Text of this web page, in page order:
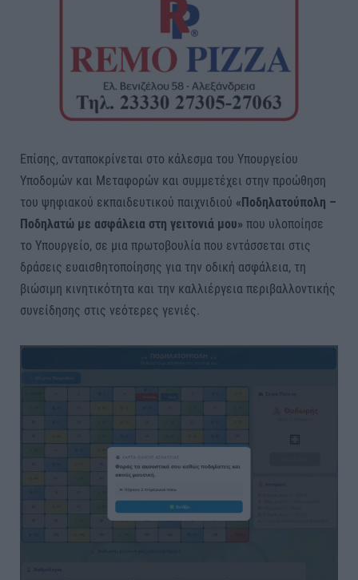
Επίσης, ανταποκρίνεται στο κάλεσμα του Υπουργείου
Υποδομών και Μεταφορών και συμμετέχει στην προώθηση
του ψηφιακού εκπαιδευτικού παιχνιδιού «Ποδηλατούπολη –
Ποδηλατώ με ασφάλεια στη γειτονιά μου» που υλοποίησε
το Υπουργείο, σε μια πρωτοβουλία που εντάσσεται στις
δράσεις ευαισθητοποίησης για την οδική ασφάλεια, τη
βιώσιμη κινητικότητα και την καλλιέργεια περιβαλλοντικής
συνείδησης στις νεότερες γενιές.